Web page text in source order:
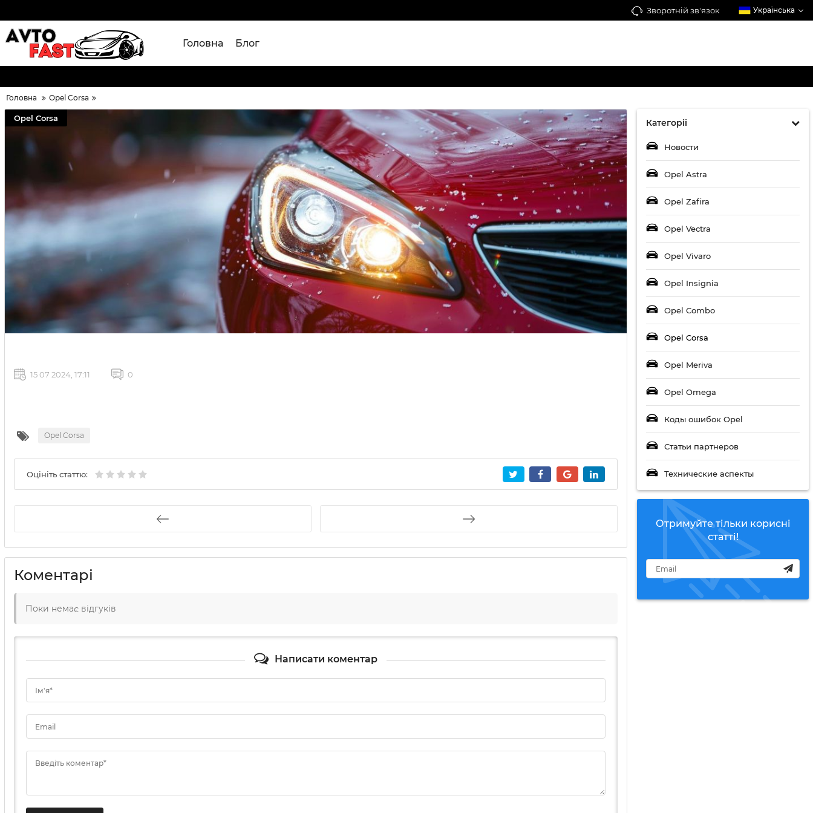
Зворотній зв'язок Українська
Головна Блог
Головна Opel Corsa
Категорії
Новости
Opel Astra
Opel Zafira
Opel Vectra
Opel Vivaro
Opel Insignia
Opel Combo
Opel Corsa
Opel Meriva
Opel Omega
Коды ошибок Opel
Статьи партнеров
Технические аспекты
Отримуйте тільки корисні
статті!
Opel Corsa
15 07 2024, 17:11 0
Opel Corsa
Оцініть статтю:
Коментарі
Поки немає відгуків
Написати коментар
Ім'я*
Email
Введіть коментар*